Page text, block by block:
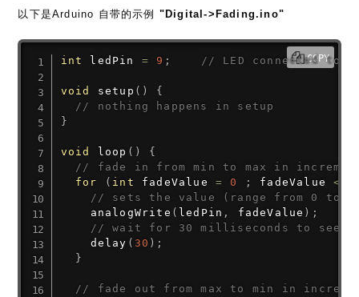
以下是Arduino 自带的示例 "Digital->Fading.ino"
int ledPin = 9 ; // LED connected to
void setup ( )
{
// nothing happens in setup
}
void loop ( )
{
// fade in from min to max in
for
( int fadeValue = 0 ; fadeValue <=
// sets the value (range from 0 to
analogWrite ( ledPin , fadeValue ) ;
// wait for 30 milliseconds to see
delay ( 30 ) ;
}
// fade out from max to min in
COPY